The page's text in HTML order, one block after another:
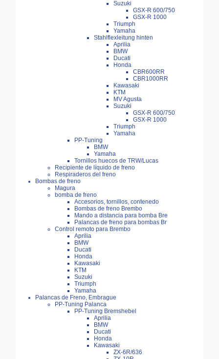
Suzuki
GSX-R 600/750
GSX-R 1000
Triumph
Yamaha
Stahlflexleitung hinten
Aprilia
BMW
Ducati
Honda
CBR600RR
CBR1000RR
Kawasaki
KTM
MV Agusta
Suzuki
GSX-R 600/750
GSX-R 1000
Triumph
Yamaha
PP-Tuning
BMW
Yamaha
Tornillos huecos de TRW/Lucas
Recipiente de líquido de freno
Respiraderos del freno
Bombas de freno
Magura
bomba de freno
Accesorios, tornillos, contenedo
Bombas de freno Brembo
Mando a distancia para bomba Bre
Palancas de freno para bombas Br
Control remoto para Brembo
Aprilia
BMW
Ducati
Honda
Kawasaki
KTM
Suzuki
Triumph
Yamaha
Palancas de Freno, Embrague
PP-Tuning Palanca
PP-Tuning Bremshebel
Aprilia
BMW
Ducati
Honda
Kawasaki
ZX-6R/636